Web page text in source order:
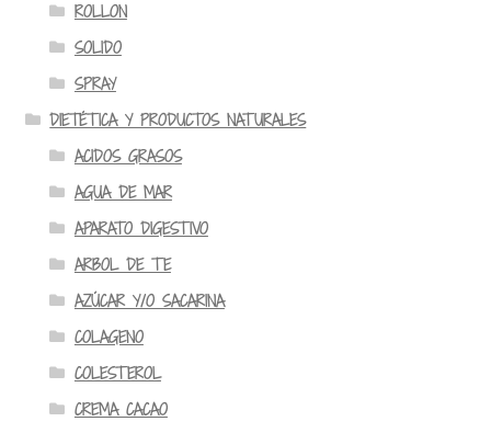
ROLLON
SOLIDO
SPRAY
DIETÉTICA Y PRODUCTOS NATURALES
ACIDOS GRASOS
AGUA DE MAR
APARATO DIGESTIVO
ARBOL DE TE
AZÚCAR Y/O SACARINA
COLAGENO
COLESTEROL
CREMA CACAO